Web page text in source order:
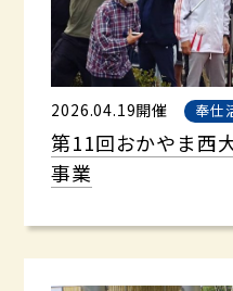
2026.04.19開催 奉仕
第11回おかやま西
事業